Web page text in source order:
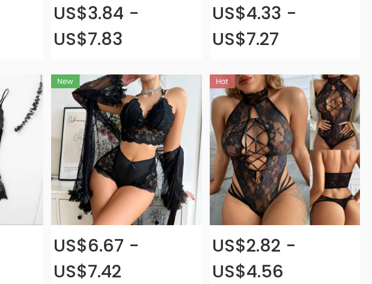
US$3.84 -
US$7.83
US$4.33 -
US$7.27
US$6.67 -
US$7.42
US$2.82 -
US$4.56